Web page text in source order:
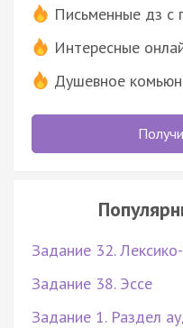
Письменные дз с
Интересные
Душевное
Задание 32.
Задание 38. Эссе
Задание 1. Раздел